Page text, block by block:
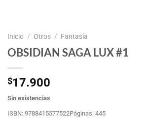
Inicio / Otros / Fantasía
OBSIDIAN SAGA LUX #1
$17.900
Sin existencias
ISBN: 9788415577522Páginas: 445